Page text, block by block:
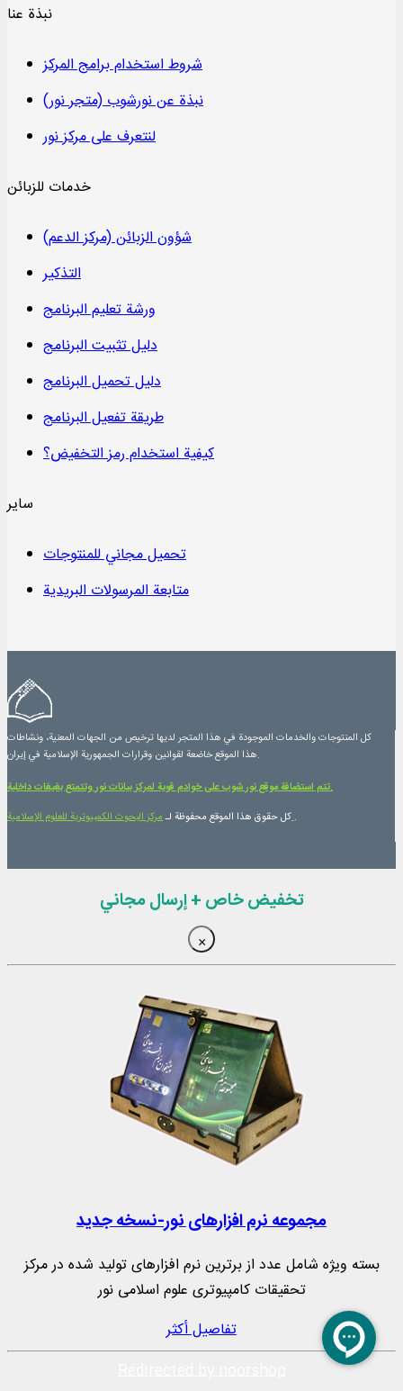
نبذة عنا
شروط استخدام برامج المركز
نبذة عن نورشوب (متجر نور)
لنتعرف على مركز نور
خدمات للزبائن
شؤون الزبائن (مركز الدعم)
التذكير
ورشة تعليم البرنامج
دليل تثبيت البرنامج
دليل تحميل البرنامج
طريقة تفعيل البرنامج
كيفية استخدام رمز التخفيض؟
سایر
تحميل مجاني للمنتوجات
متابعة المرسولات البريدية
كل المنتوجات والخدمات الموجودة في هذا المتجر لديها ترخيص من الجهات المعنية، ونشاطات
هذا الموقع خاضعة لقوانين وقرارات الجمهورية الإسلامية في إيران.
تتم استضافة موقع نور شوب على خوادم قوية لمركز بيانات نور وتتمتع بغيغات داخلية.
كل حقوق هذا الموقع محفوظة لـمرکز البحوث الكمبيوترية للعلوم الإسلامية.
تخفيض خاص + إرسال مجاني
×
مجموعه نرم‌ افزارهای نور-نسخه جدید
بسته ویژه شامل عدد از برترین نرم افزارهای تولید شده در مرکز
تحقیقات کامپیوتری علوم اسلامی نور
تفاصيل أكثر